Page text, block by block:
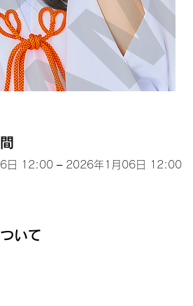
日 12:00 – 2026年1月06日 12:00
いて